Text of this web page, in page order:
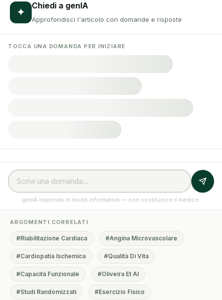
✦ Chiedi a genIA
Approfondisci l'articolo con domande e risposte
TOCCA UNA DOMANDA PER INIZIARE
genIA risponde in modo informativo — non sostituisce il medico.
ARGOMENTI CORRELATI
#Riabilitazione Cardiaca #Angina Microvascolare
#Cardiopatia Ischemica #Qualità Di Vita
#Capacità Funzionale #Oliveira Et Al
#Studi Randomizzati #Esercizio Fisico